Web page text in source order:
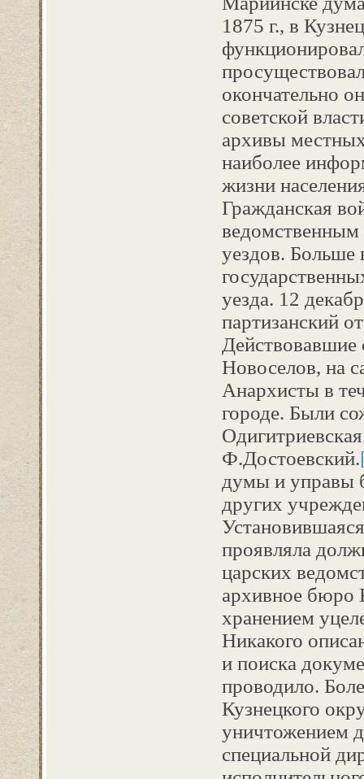
1875 г., в
окончательно
советской
архивы
наиболее
жизни
Гражданская
ведомственным
уездов. Больше
уезда. 12
партизанский
Действовавшие
Новоселов, на
Анархисты в
городе. Были
Ф.Достоевский.
думы и управы
других
проявляла
царских
архивное бюро
хранением
Никакого
и поиска
проводило.
Кузнецкого
уничтожением
специальной